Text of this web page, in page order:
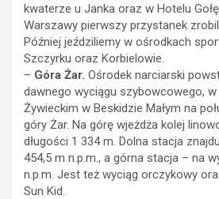
kwaterze u Janka oraz w Hotelu
Warszawy pierwszy przystanek
Później jeździliemy w ośrodkach
Szczyrku oraz Korbielowie.
– Góra Żar. Ośrodek narciarski
dawnego wyciągu szybowcowego,
Żywieckim w Beskidzie Małym na
góry Żar. Na górę wjeżdża kolej
długości 1 334 m. Dolna stacja
454,5 m n.p.m., a górna stacja – na
n.p.m. Jest też wyciąg orczykowy
Sun Kid.